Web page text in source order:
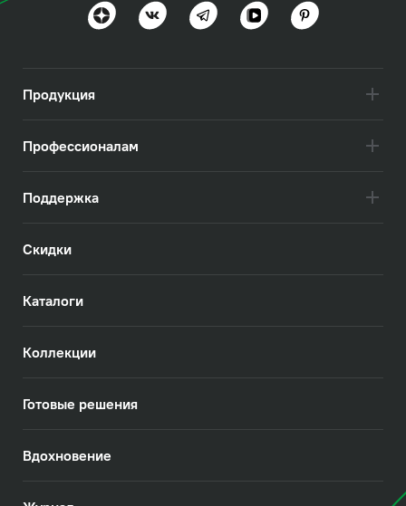
Продукция
Профессионалам
Поддержка
Скидки
Каталоги
Коллекции
Готовые решения
Вдохновение